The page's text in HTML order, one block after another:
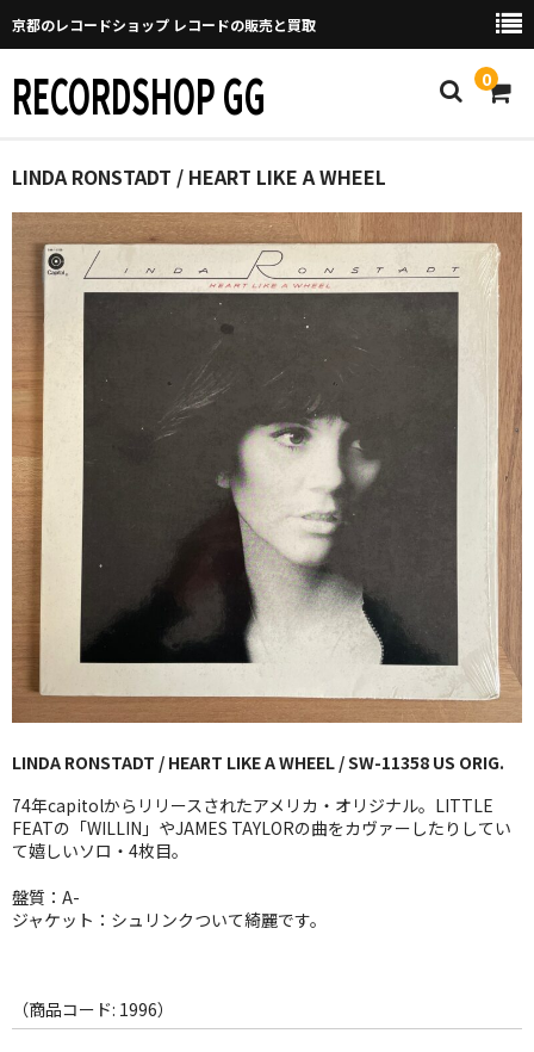
京都のレコードショップ レコードの販売と買取
RECORDSHOP GG 0
Home
マイページ
GGについて
買取について
取り置きなどについて
Categories
GG RECORD （当店のレーベル）
全商品
BLUE NOTE
JAZZ-EU
JAZZ-JP
J-POP
FOLK,SSW
LINDA RONSTADT / HEART LIKE A WHEEL
LINDA RONSTADT / HEART LIKE A WHEEL / SW-11358 US ORIG.
74年capitolからリリースされたアメリカ・オリジナル。LITTLE
FEATの「WILLIN」やJAMES TAYLORの曲をカヴァーしたりしてい
て嬉しいソロ・4枚目。
盤質：A-
ジャケット：シュリンクついて綺麗です。
（商品コード: 1996）